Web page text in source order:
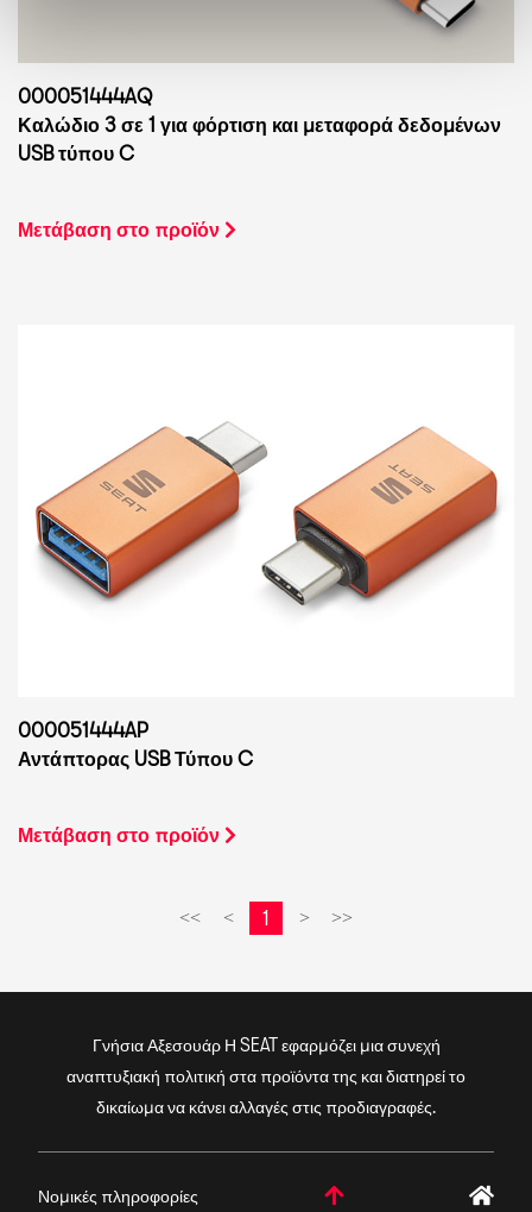
000051444AQ
Καλώδιο 3 σε 1 για φόρτιση και μεταφορά δεδομένων
USB τύπου C
Μετάβαση στο προϊόν
000051444AP
Αντάπτορας USB Τύπου C
Μετάβαση στο προϊόν
<< < 1 > >>
Γνήσια Αξεσουάρ Η SEAT εφαρμόζει μια συνεχή
αναπτυξιακή πολιτική στα προϊόντα της και διατηρεί το
δικαίωμα να κάνει αλλαγές στις προδιαγραφές.
Νομικές πληροφορίες